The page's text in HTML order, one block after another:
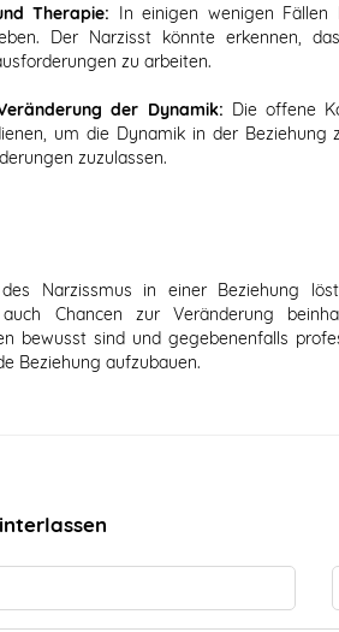
Therapie: In einigen wenigen
Der Narzisst könnte erkennen,
zu arbeiten.
der Dynamik: Die offene
um die Dynamik in der
zuzulassen.
Narzissmus in einer Beziehung
auch Chancen zur Veränderung
bewusst sind und gegebenenfalls
Beziehung aufzubauen.